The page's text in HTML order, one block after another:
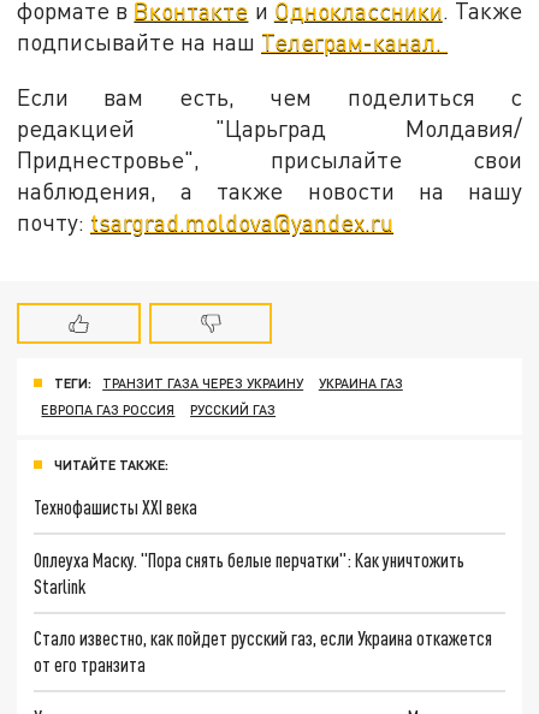
формате в Вконтакте и Одноклассники. Также
подписывайте на наш Телеграм-канал.
Если вам есть, чем поделиться с
редакцией "Царьград Молдавия/
Приднестровье", присылайте свои
наблюдения, а также новости на нашу
почту: tsargrad.moldova@yandex.ru
ТЕГИ: ТРАНЗИТ ГАЗА ЧЕРЕЗ УКРАИНУ
УКРАИНА ГАЗ
ЕВРОПА ГАЗ РОССИЯ
РУССКИЙ ГАЗ
ЧИТАЙТЕ ТАКЖЕ:
Технофашисты XXI века
Оплеуха Маску. "Пора снять белые перчатки": Как уничтожить
Starlink
Стало известно, как пойдет русский газ, если Украина откажется
от его транзита